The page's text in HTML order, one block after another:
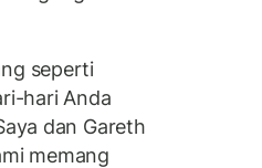
seperti
hari Anda
dan Gareth
memang